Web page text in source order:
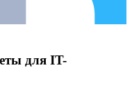
для IT-